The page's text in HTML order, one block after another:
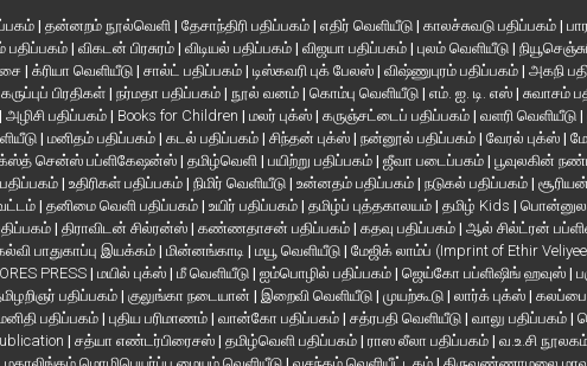
| தன்னறம் நூல்வெளி | தேசாந்திரி பதிப்பகம் | எதிர் வெளியீடு | காலச்சுவடு பதிப்பகம் |
பதிப்பகம்| விகடன் பிரசுரம் | விடியல் பதிப்பகம் | விஜயா பதிப்பகம் | புலம் வெளியீடு |
| க்ரியா வெளியீடு | சால்ட் பதிப்பகம் | டிஸ்கவரி புக் பேலஸ் | விஷ்ணுபுரம் பதிப்பகம் | அகநி
கருப்புப் பிரதிகள் | நர்மதா பதிப்பகம் | நூல் வனம் | கொம்பு வெளியீடு | எம். ஐ. டி. எஸ் | சுவாசம்
| அழிசி பதிப்பகம் | Books for Children | மலர் புக்ஸ் | கருஞ்சட்டைப் பதிப்பகம் | வளரி வெளியீடு |
| மனிதம் பதிப்பகம் | கடல் பதிப்பகம் | சிந்தன் புக்ஸ் | நன்னூல் பதிப்பகம் | வேரல் புக்ஸ் |
சென்ஸ் பப்ளிகேஷன்ஸ் | தமிழ்வெளி | பயிற்று பதிப்பகம் | ஜீவா படைப்பகம் | பூவுலகின்
| உதிரிகள் பதிப்பகம் | நிமிர் வெளியீடு | உன்னதம் பதிப்பகம் | நடுகல் பதிப்பகம் |
| தனிமை வெளி பதிப்பகம் | உயிர் பதிப்பகம் | தமிழ்ப் புத்தகாலயம் | தமிழ் Kids |
| திராவிடன் சில்ரன்ஸ் | கண்ணதாசன் பதிப்பகம் | கதவு பதிப்பகம் | ஆல் சில்ட்ரன்
பாதுகாப்பு இயக்கம்| மின்னங்காடி | மயூ வெளியீடு | மேஜிக் லாம்ப் (Imprint of Ethir
PRESS | மயில் புக்ஸ் | மீ வெளியீடு | ஐம்பொழில் பதிப்பகம் | ஜெய்கோ பப்ளிஷிங் ஹவுஸ் |
பதிப்பகம் | குலுங்கா நடையான் | இறைவி வெளியீடு | முயற்கூடு | லார்க் புக்ஸ் | கலப்பை
பதிப்பகம் | புதிய பரிமாணம் | வான்கோ பதிப்பகம் | சத்ரபதி வெளியீடு | வாலு பதிப்பகம் |
| சத்யா எண்டர்பிரைசஸ் | தமிழ்வெளி பதிப்பகம் | ராஸ லீலா பதிப்பகம் | வ.உ.சி